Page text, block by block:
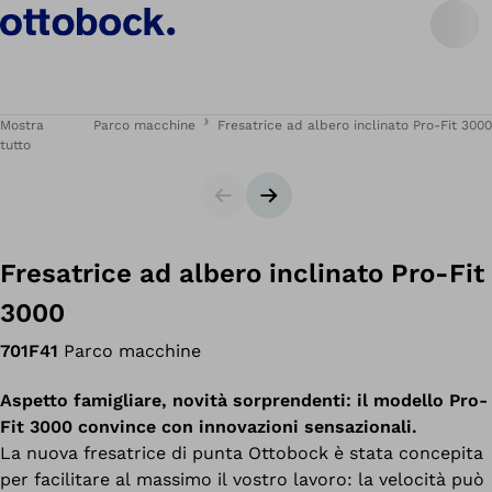
Mostra
tutto
Parco macchine Fresatrice ad albero inclinato Pro-Fit 3000
CursoreSlide successiva
Fresatrice ad albero inclinato Pro-Fit
3000
701F41 Parco macchine
Aspetto famigliare, novità sorprendenti: il modello Pro-
Fit 3000 convince con innovazioni sensazionali.
La nuova fresatrice di punta Ottobock è stata concepita
per facilitare al massimo il vostro lavoro: la velocità può